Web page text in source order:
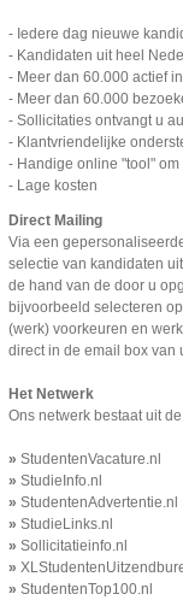
- Iedere dag nieuwe
- Kandidaten uit heel
- Meer dan 60.000 actief
- Meer dan 60.000
- Sollicitaties ontvangt u
- Klantvriendelijke
- Handige online "tool"
- Lage kosten
Direct Mailing
Via een
selectie van kandidaten
de hand van de door u
bijvoorbeeld selecteren
(werk) voorkeuren en
direct in de email box van
Het Netwerk
Ons netwerk bestaat uit
» StudentenVacature.nl
» StudieInfo.nl
» StudentenAdvertentie.nl
» StudieLinks.nl
» Sollicitatieinfo.nl
»
» StudentenTop100.nl